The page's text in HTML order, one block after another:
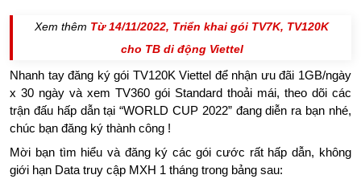
Xem thêm Từ 14/11/2022, Triển khai gói TV7K, TV120K
cho TB di động Viettel
Nhanh tay đăng ký gói TV120K Viettel để nhận ưu đãi 1GB/ngày
x 30 ngày và xem TV360 gói Standard thoải mái, theo dõi các
trận đấu hấp dẫn tại “WORLD CUP 2022” đang diễn ra bạn nhé,
chúc bạn đăng ký thành công !
Mời bạn tìm hiểu và đăng ký các gói cước rất hấp dẫn, không
giới hạn Data truy cập MXH 1 tháng trong bảng sau: